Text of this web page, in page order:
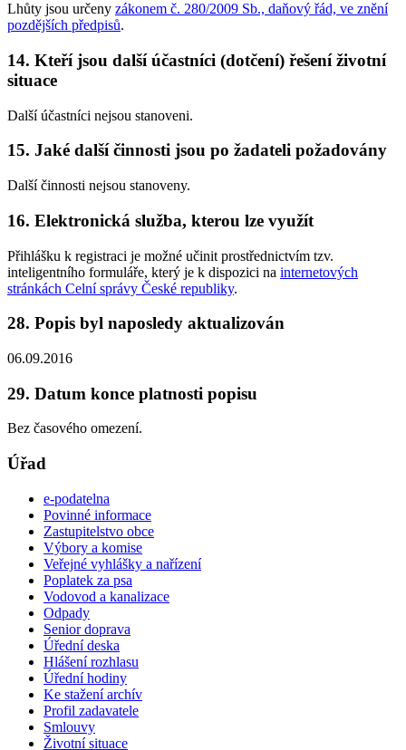
Lhůty jsou určeny zákonem č. 280/2009 Sb., daňový řád, ve znění
pozdějších předpisů.
14. Kteří jsou další účastníci (dotčení) řešení životní
situace
Další účastníci nejsou stanoveni.
15. Jaké další činnosti jsou po žadateli požadovány
Další činnosti nejsou stanoveny.
16. Elektronická služba, kterou lze využít
Přihlášku k registraci je možné učinit prostřednictvím tzv.
inteligentního formuláře, který je k dispozici na internetových
stránkách Celní správy České republiky.
28. Popis byl naposledy aktualizován
06.09.2016
29. Datum konce platnosti popisu
Bez časového omezení.
Úřad
e-podatelna
Povinné informace
Zastupitelstvo obce
Výbory a komise
Veřejné vyhlášky a nařízení
Poplatek za psa
Vodovod a kanalizace
Odpady
Senior doprava
Úřední deska
Hlášení rozhlasu
Úřední hodiny
Ke stažení archív
Profil zadavatele
Smlouvy
Životní situace